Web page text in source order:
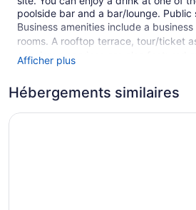
poolside bar and a bar/lounge. Public
Business amenities include a
rooms. A rooftop terrace, tour/ticket
concierge services are also featured
Copacabana.
This 4-star Rio de Janeiro hotel is
1 building
Afficher plus
Hébergements similaires
Windsor Palace Copacabana